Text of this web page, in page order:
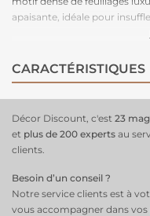
apaisante, idéale pour
Parfait pour une chambre,
apportant une touche
CARACTÉRISTIQUES
Décor Discount, c'est 23
et plus de 200 experts au
clients.
Besoin d’un conseil ?
Notre service clients est à
vous accompagner dans vos